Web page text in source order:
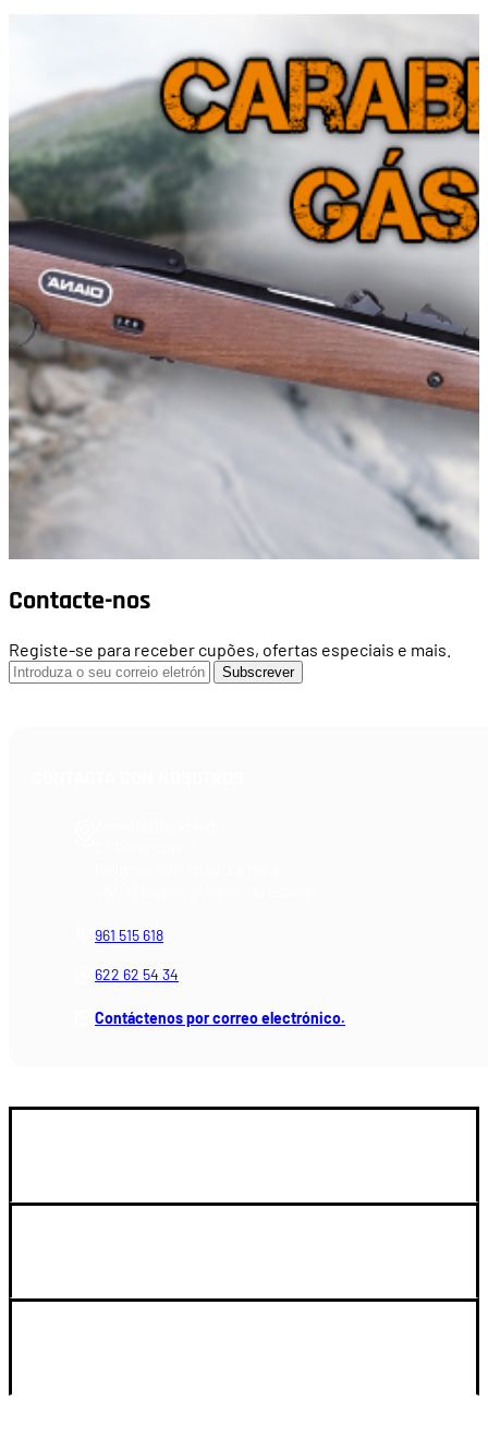
Contacte-nos
Registe-se para receber cupões, ofertas especiais e mais.
Subscrever
961 515 618
622 62 54 34
Contáctenos por correo electrónico.